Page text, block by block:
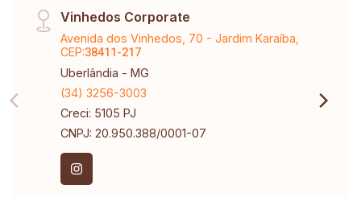
Vinhedos Corporate
Avenida dos Vinhedos, 70 - Jardim Karaíba,
CEP:38411-217
Uberlândia - MG
(34) 3256-3003
Creci: 5105 PJ
CNPJ: 20.950.388/0001-07